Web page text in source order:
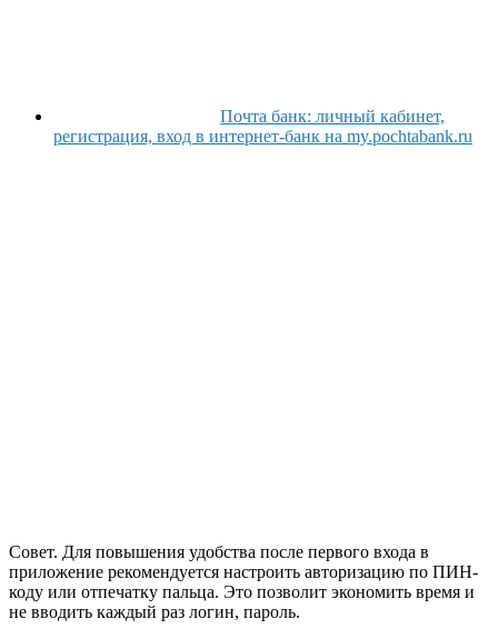
Почта банк: личный кабинет,
регистрация, вход в интернет-банк на my.pochtabank.ru
Совет. Для повышения удобства после первого входа в
приложение рекомендуется настроить авторизацию по ПИН-
коду или отпечатку пальца. Это позволит экономить время и
не вводить каждый раз логин, пароль.